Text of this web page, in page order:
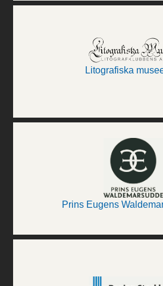
Litografiska
Prins Eugens